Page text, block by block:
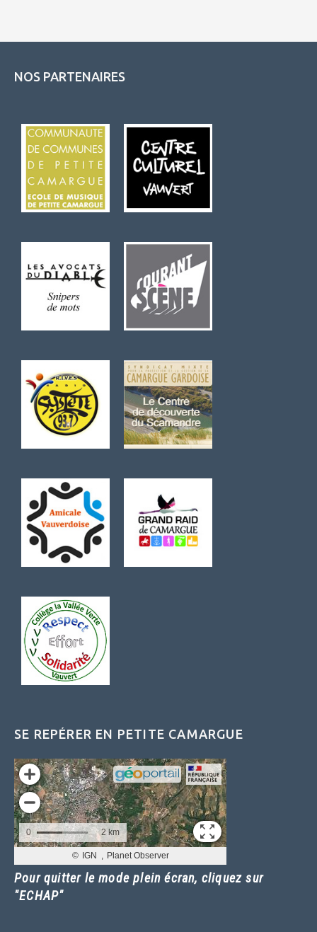
NOS PARTENAIRES
SE REPÉRER EN PETITE CAMARGUE
Pour quitter le mode plein écran, cliquez sur
"ECHAP"